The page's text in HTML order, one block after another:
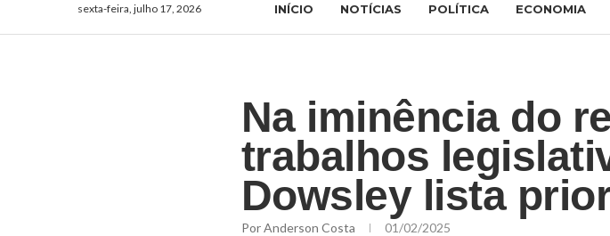
sexta-feira, julho 17, 2026 INÍCIO NOTÍCIAS POLÍTICA ECONOMIA
Na iminência do
trabalhos
Dowsley lista
PorAnderson Costa 01/02/2025